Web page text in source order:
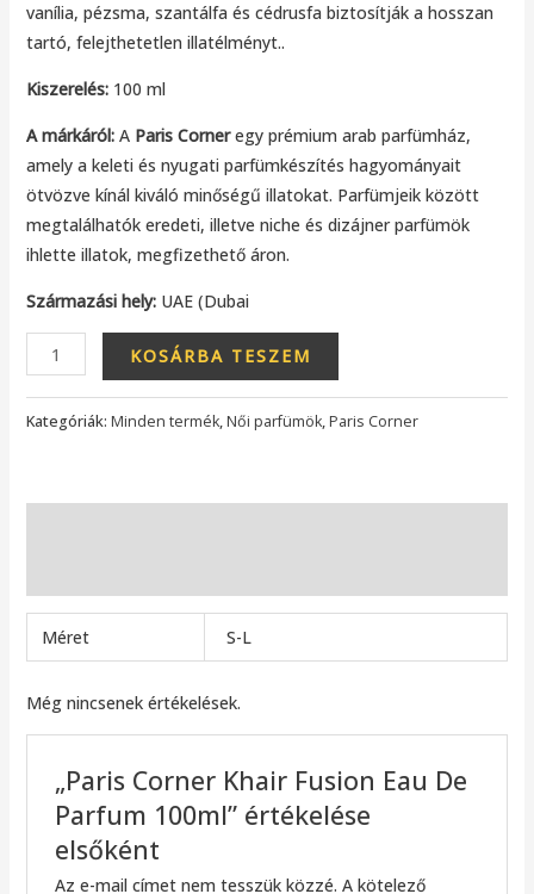
vanília, pézsma, szantálfa és cédrusfa biztosítják a hosszan
tartó, felejthetetlen illatélményt..
Kiszerelés:100 ml
A márkáról:A Paris Corneregy prémium arab parfümház,
amely a keleti és nyugati parfümkészítés hagyományait
ötvözve kínál kiváló minőségű illatokat. Parfümjeik között
megtalálhatók eredeti, illetve niche és dizájner parfümök
ihlette illatok, megfizethető áron.
Származási hely:UAE (Dubai
KOSÁRBA TESZEM
Kategóriák: Minden termék,Női parfümök,Paris Corner
Méret S-L
Még nincsenek értékelések.
„Paris Corner Khair Fusion Eau De
Parfum 100ml” értékelése
elsőként
Az e-mail címet nem tesszük közzé. A kötelező